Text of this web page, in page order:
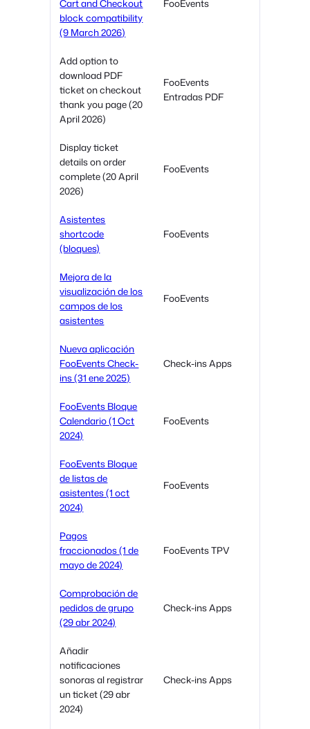
Cart and Checkout
block compatibility
(9 March 2026)
FooEvents
Add option to
download PDF
ticket on checkout
thank you page (20
April 2026)
FooEvents
Entradas PDF
Display ticket
details on order
complete (20 April
2026)
FooEvents
Asistentes
shortcode
(bloques)
FooEvents
Mejora de la
visualización de los
campos de los
asistentes
FooEvents
Nueva aplicación
FooEvents Check-
ins (31 ene 2025)
Check-ins Apps
FooEvents Bloque
Calendario (1 Oct
2024)
FooEvents
FooEvents Bloque
de listas de
asistentes (1 oct
2024)
FooEvents
Pagos
fraccionados (1 de
mayo de 2024)
FooEvents TPV
Comprobación de
pedidos de grupo
(29 abr 2024)
Check-ins Apps
Añadir
notificaciones
sonoras al registrar
un ticket (29 abr
2024)
Check-ins Apps